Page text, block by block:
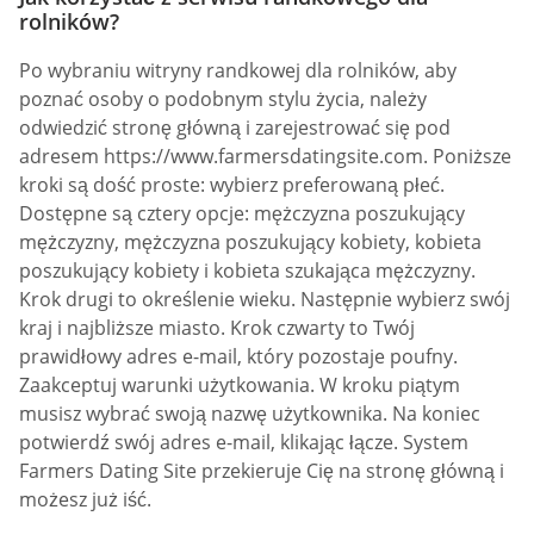
rolników?
Po wybraniu witryny randkowej dla rolników, aby
poznać osoby o podobnym stylu życia, należy
odwiedzić stronę główną i zarejestrować się pod
adresem https://www.farmersdatingsite.com. Poniższe
kroki są dość proste: wybierz preferowaną płeć.
Dostępne są cztery opcje: mężczyzna poszukujący
mężczyzny, mężczyzna poszukujący kobiety, kobieta
poszukujący kobiety i kobieta szukająca mężczyzny.
Krok drugi to określenie wieku. Następnie wybierz swój
kraj i najbliższe miasto. Krok czwarty to Twój
prawidłowy adres e-mail, który pozostaje poufny.
Zaakceptuj warunki użytkowania. W kroku piątym
musisz wybrać swoją nazwę użytkownika. Na koniec
potwierdź swój adres e-mail, klikając łącze. System
Farmers Dating Site przekieruje Cię na stronę główną i
możesz już iść.